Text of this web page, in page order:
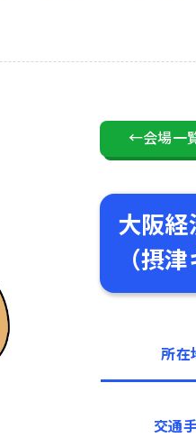
←会場一
大阪経
（摂
所在
交通